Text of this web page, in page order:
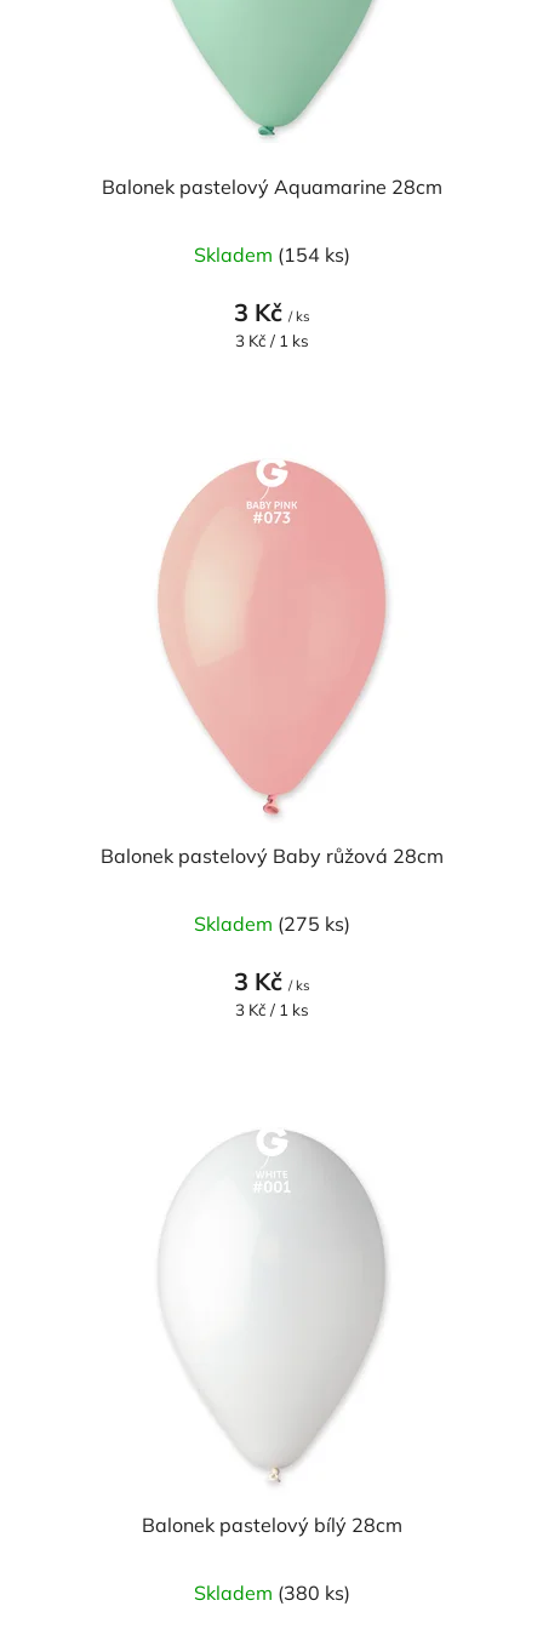
Balonek pastelový Aquamarine 28cm
Skladem (154 ks)
3 Kč / ks
Měrná
3 Kč / 1 ks
Balonek pastelový Baby růžová 28cm
Skladem (275 ks)
3 Kč / ks
Měrná
3 Kč / 1 ks
Balonek pastelový bílý 28cm
Skladem (380 ks)